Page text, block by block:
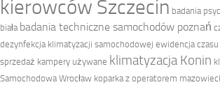
kierowców Szczecin badania
biała badania techniczne samochodów poznań
dezynfekcja klimatyzacji samochodowej ewidencja
sprzedaż kampery używane klimatyzacja Konin
Samochodowa Wrocław koparka z operatorem